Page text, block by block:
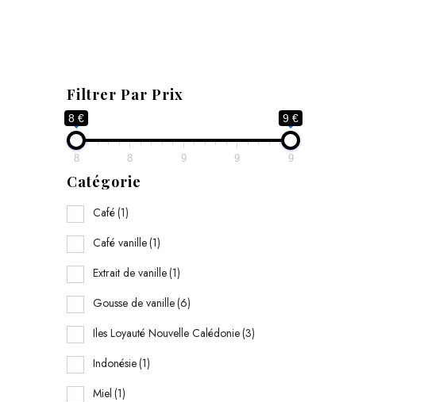
Filtrer Par Prix
8 € 9 €
8 8 9 9 9
Catégorie
Café(1)
Café vanille(1)
Extrait de vanille(1)
Gousse de vanille(6)
Iles Loyauté Nouvelle Calédonie(3)
Indonésie(1)
Miel (1)